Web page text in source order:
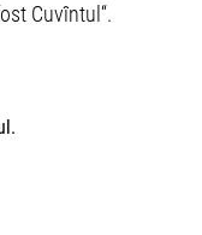
Cuvîntul“.